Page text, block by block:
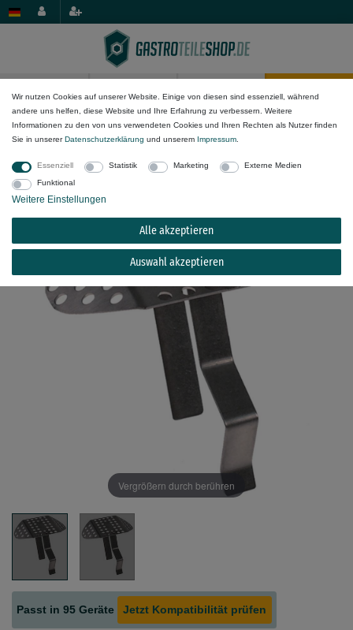
Mechanik-Komponenten Ablauf- & Ansaugkomponenten Filter
NES040, NES080, NES100
Vergrößern durch berühren
Passt in 95 Geräte Jetzt Kompatibilität prüfen
Wir nutzen Cookies auf unserer Website. Einige von diesen sind essenziell, während
andere uns helfen, diese Website und Ihre Erfahrung zu verbessern. Weitere
Informationen zu den von uns verwendeten Cookies und Ihren Rechten als Nutzer finden
Sie in unsererDaten­schutz­erklärung und unserem Impressum
Essenziell Statistik Marketing
Externe Medien
Funktional
Weitere Einstellungen
Alle akzeptieren
Auswahl akzeptieren